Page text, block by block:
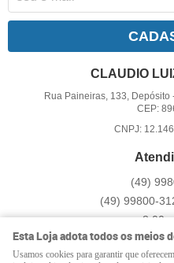
CLAUDIO
Rua Paineiras, 133, Depósito
CEP:
CNPJ:
(49)
(49) 99800-
8:00
Esta Loja adota todos os meios
Usamos cookies para garantir que